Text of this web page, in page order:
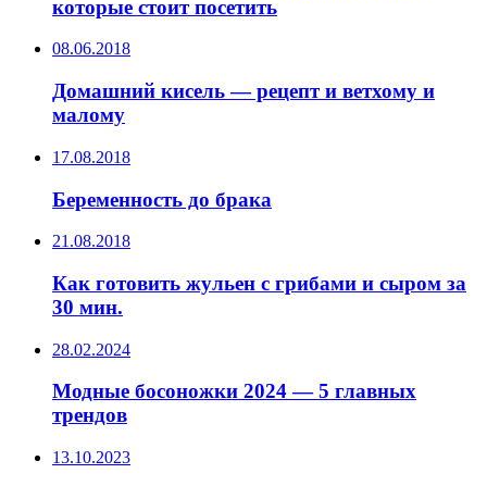
которые стоит посетить
08.06.2018
Домашний кисель — рецепт и ветхому и
малому
17.08.2018
Беременность до брака
21.08.2018
Как готовить жульен с грибами и сыром за
30 мин.
28.02.2024
Модные босоножки 2024 — 5 главных
трендов
13.10.2023